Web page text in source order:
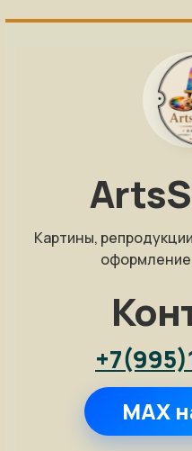
Картины,
оформление
MAX